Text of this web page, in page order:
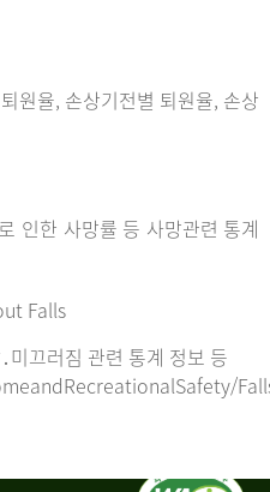
원율, 손상기전별 퇴원율, 손상
인한 사망률 등 사망관련 통계
Falls
미끄러짐 관련 통계 정보 등